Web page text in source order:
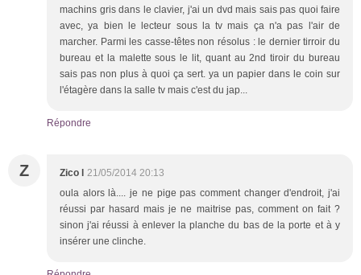
machins gris dans le clavier, j'ai un dvd mais sais pas quoi faire
avec, ya bien le lecteur sous la tv mais ça n'a pas l'air de
marcher. Parmi les casse-têtes non résolus : le dernier tirroir du
bureau et la malette sous le lit, quant au 2nd tiroir du bureau
sais pas non plus à quoi ça sert. ya un papier dans le coin sur
l'étagère dans la salle tv mais c'est du jap...
Répondre
Z Zico l 21/05/2014 20:13
oula alors là.... je ne pige pas comment changer d'endroit, j'ai
réussi par hasard mais je ne maitrise pas, comment on fait ?
sinon j'ai réussi à enlever la planche du bas de la porte et à y
insérer une clinche.